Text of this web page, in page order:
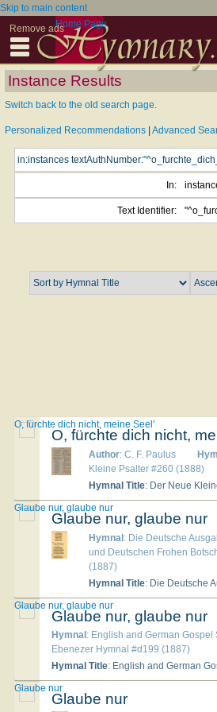
Skip to main content
Remove adsHome Page
Instance Results
Switch back to the old search page.
Personalized Recommendations Advanced
In:
Text Identifier:
O, fürchte dich nicht,
Author: C. F. Paulus
Kleine Psalter #260 (1888)
Hymnal Title: Der Neue
O, fürchte dich nicht, meine Seel'
Glaube nur, glaube nur
Hymnal: Die Deutsche
und Deutschen Frohen
(1887)
Hymnal Title: Die Deutsche Ausgabe der
Glaube nur, glaube nur
Glaube nur, glaube nur
Hymnal : English and German Gospel
Ebenezer Hymnal #d199 (1887)
Hymnal Title: English and German Gospel
Glaube nur, glaube nur
Glaube nur
Glaube nur